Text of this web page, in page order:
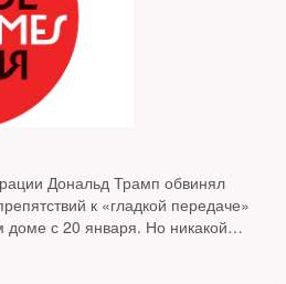
Дональд Трамп обвинял
к «гладкой передаче»
с 20 января. Но никакой